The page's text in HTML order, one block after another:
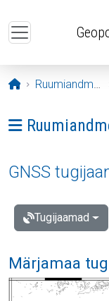
Avaleht
Ruumiandmed
Ava menüü:
GNSS
Tugijaamad
Märjamaa